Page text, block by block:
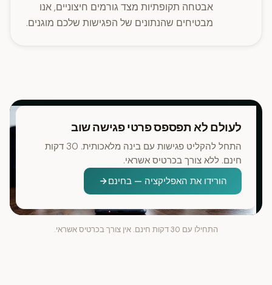
אבטחה תקופתיות מצד גורמים חיצוניים, אנו
מבטיחים שהנתונים של הפגישות שלכם מוגנים.
לעולם לא תפספס פרטי פגישה שוב
התחל להקליט פגישות עם בינה מלאכותית. 30 דקות
חינם. ללא צורך בכרטיס אשראי.
הורידו את האפליקציה — בחינם
התחילו עם 30 דקות חינם. אין צורך בכרטיס אשראי.